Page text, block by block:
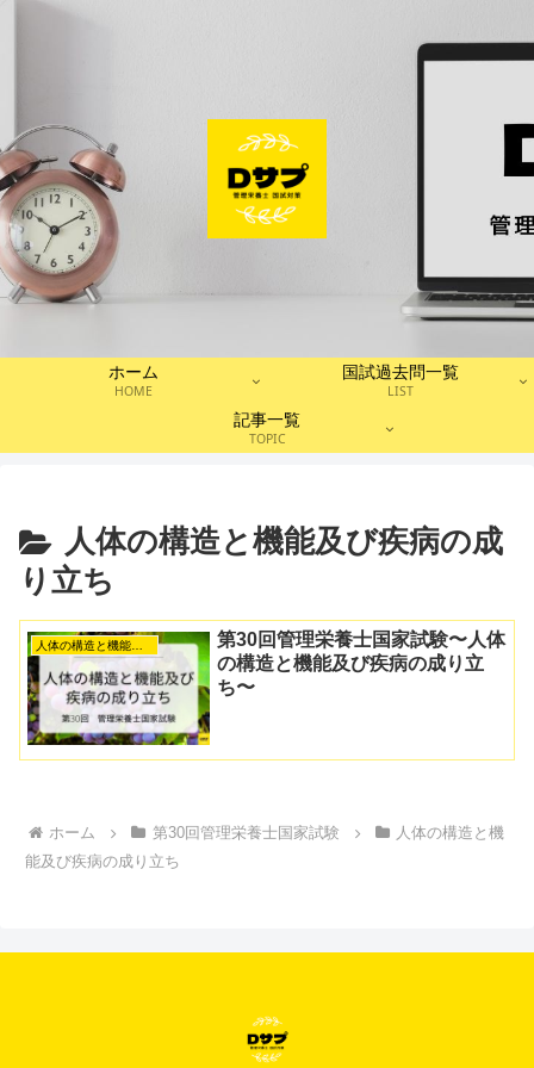
ホーム
HOME
国試過去問一覧
LIST
記事一覧
TOPIC
人体の構造と機能及び疾病の成
り立ち
人体の構造と機能及び疾病の成り立ち
第30回管理栄養士国家試験〜人体
の構造と機能及び疾病の成り立
ち〜
ホーム 第30回管理栄養士国家試験
人体の構造と機
能及び疾病の成り立ち